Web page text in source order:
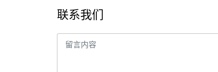
联系我们